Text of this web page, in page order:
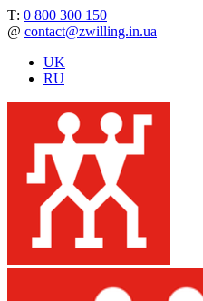
Т: 0 800 300 150
@ contact@zwilling.in.ua
UK
RU